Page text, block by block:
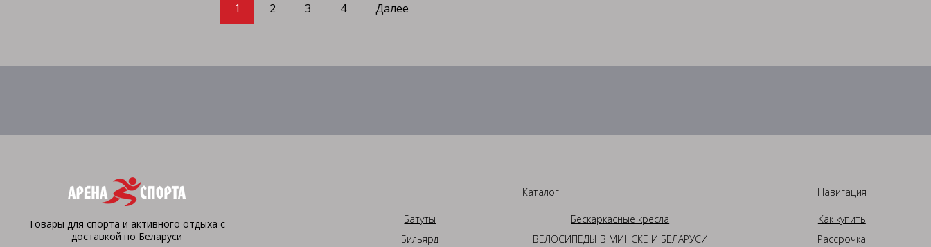
1 2 3 4 Далее
Товары для спорта и активного отдыха с
доставкой по Беларуси
Каталог
Батуты
Бескаркасные кресла
Бильярд
ВЕЛОСИПЕДЫ В МИНСКЕ И БЕЛАРУСИ
Навигация
Как купить
Рассрочка